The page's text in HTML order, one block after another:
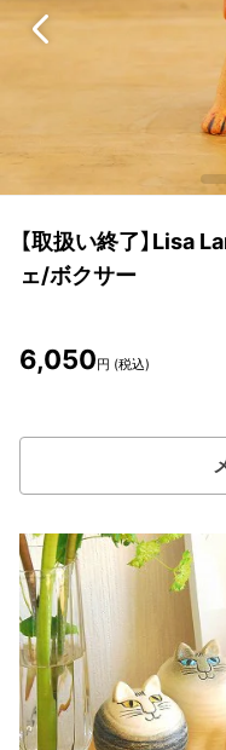
【取扱い終了】Lisa
ェ/ボクサー
6,050円 (税込)